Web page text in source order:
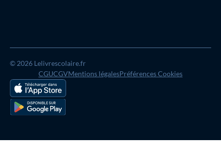
© 2026 Lelivrescolaire.fr
CGUCGVMentions légalesPréférences Cookies